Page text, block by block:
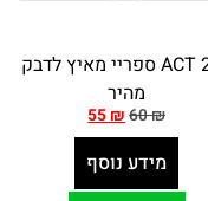
ACT 200 ספריי מאיץ לדבק
מהיר
60₪
55₪
מידע נוסף